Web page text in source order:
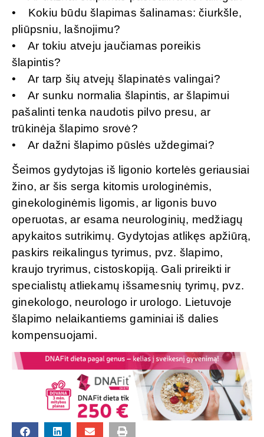
• Kokiu būdu šlapimas šalinamas: čiurkšle,
pliūpsniu, lašnojimu?
• Ar tokiu atveju jaučiamas poreikis
šlapintis?
• Ar tarp šių atvejų šlapinatės valingai?
• Ar sunku normalia šlapintis, ar šlapimui
pašalinti tenka naudotis pilvo presu, ar
trūkinėja šlapimo srovė?
• Ar dažni šlapimo pūslės uždegimai?
Šeimos gydytojas iš ligonio kortelės geriausiai
žino, ar šis serga kitomis urologinėmis,
ginekologinėmis ligomis, ar ligonis buvo
operuotas, ar esama neurologinių, medžiagų
apykaitos sutrikimų. Gydytojas atlikęs apžiūrą,
paskirs reikalingus tyrimus, pvz. šlapimo,
kraujo tryrimus, cistoskopiją. Gali prireikti ir
specialistų atliekamų išsamesnių tyrimų, pvz.
ginekologo, neurologo ir urologo. Lietuvoje
šlapimo nelaikantiems gaminiai iš dalies
kompensuojami.